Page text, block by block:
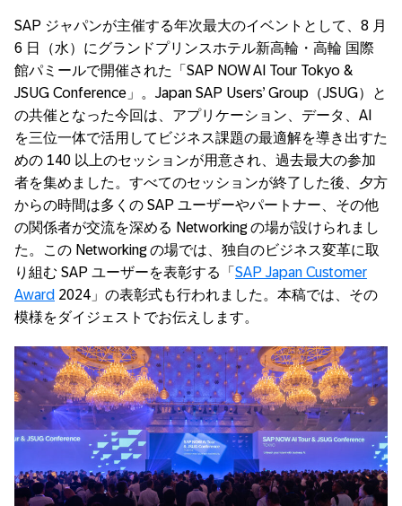
SAP ジャパンが主催する年次最大のイベントとして、8 月
6 日（水）にグランドプリンスホテル新高輪・高輪 国際
館パミールで開催された「SAP NOW AI Tour Tokyo &
JSUG Conference」。 Japan SAP Users’ Group（JSUG）と
の共催と なった今回は 、アプリケーション、データ、AI
を三位一体で活用してビジネス課題の最適解を導き出すた
めの 140 以上のセッションが用意され、過去最大の参加
者を集めました。すべてのセッションが終了した後、夕方
からの時間は多くの SAP ユーザーやパートナー、その他
の関係者が交流を深める Networkingの場が設けられまし
た。この Networkingの場では、独自のビジネス変革に取
り組む SAP ユーザーを表彰する「 SAP Japan Customer
Award 2024 」の表彰式も行われました。本稿では、その
模様をダイジェストでお伝えします。